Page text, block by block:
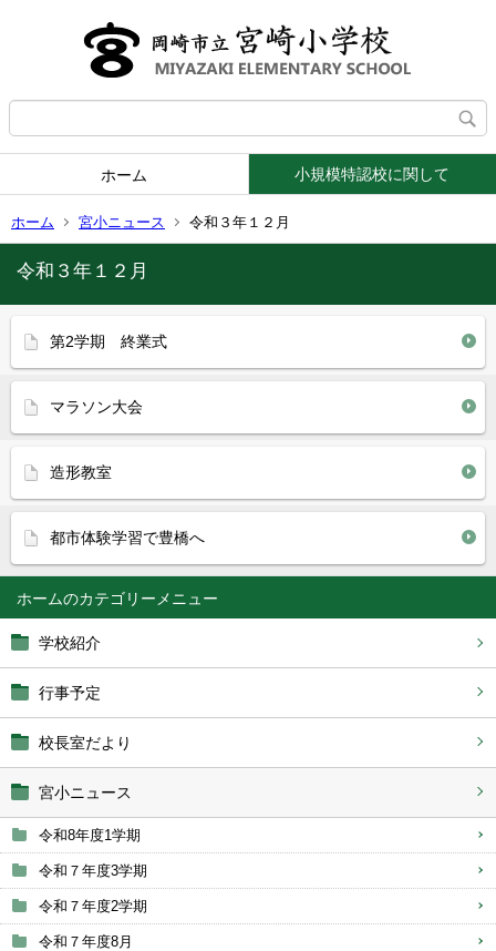
ホーム 小規模特認校に関して
ホーム 宮小ニュース 令和３年１２月
ホーム
学校紹介
行事予定
校長室だより
宮小ニュース
令和8年度1学期
令和７年度3学期
令和７年度2学期
令和７年度8月
令和３年１２月
第2学期 終業式
マラソン大会
造形教室
都市体験学習で豊橋へ